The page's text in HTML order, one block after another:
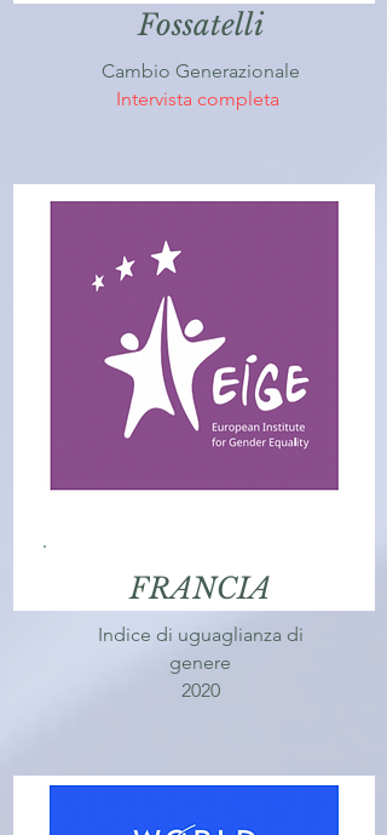
Fossatelli
Cambio Generazionale
Intervista completa
FRANCIA
Indice di uguaglianza di
genere
2020